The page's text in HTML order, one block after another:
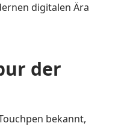
digitalen Ära
der
bekannt,